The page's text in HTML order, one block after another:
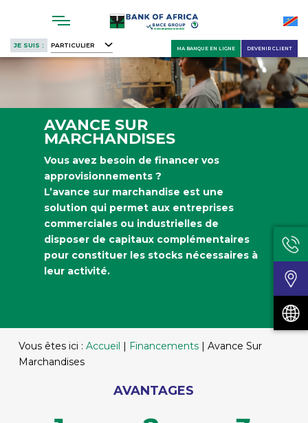
main
content
JE SUIS : PARTICULIER DEVENIR CLIENT
MA BANQUE EN LIGNE
AVANCE SUR
MARCHANDISES
Vous avez besoin de financer vos
approvisionnements ?
L’avance sur marchandise est une
solution qui permet aux entreprises
commerciales ou industrielles de
disposer de capitaux complémentaires
pour constituer les stocks nécessaires à
leur activité.
Vous êtes ici : Accueil | Financements| Avance Sur
Marchandises
AVANTAGES